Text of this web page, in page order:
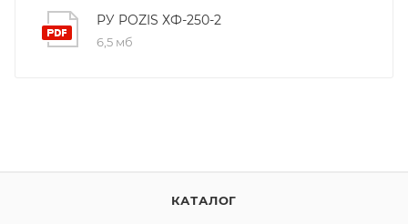
РУ POZIS ХФ-250-2
6,5 мб
КАТАЛОГ